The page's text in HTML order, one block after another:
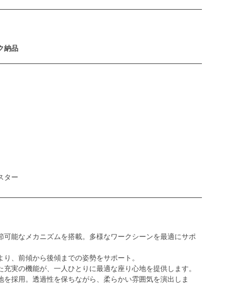
納品
ター
可能なメカニズムを搭載。多様なワークシーンを最適にサポ
、前傾から後傾までの姿勢をサポート。
実の機能が、一人ひとりに最適な座り心地を提供します。
採用。透過性を保ちながら、柔らかい雰囲気を演出しま